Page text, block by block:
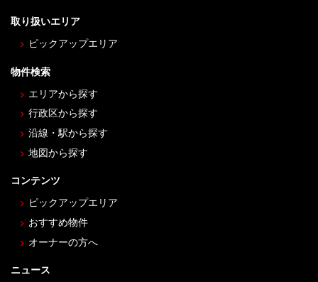
取り扱いエリア
ピックアップエリア
物件検索
エリアから探す
行政区から探す
沿線・駅から探す
地図から探す
コンテンツ
ピックアップエリア
おすすめ物件
オーナーの方へ
ニュース